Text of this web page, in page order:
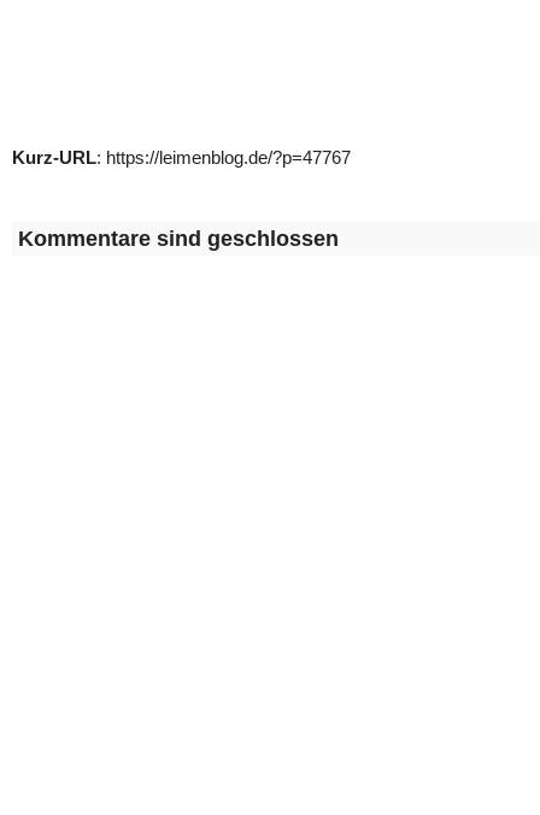
Kurz-URL: https://leimenblog.de/?p=47767
Kommentare sind geschlossen